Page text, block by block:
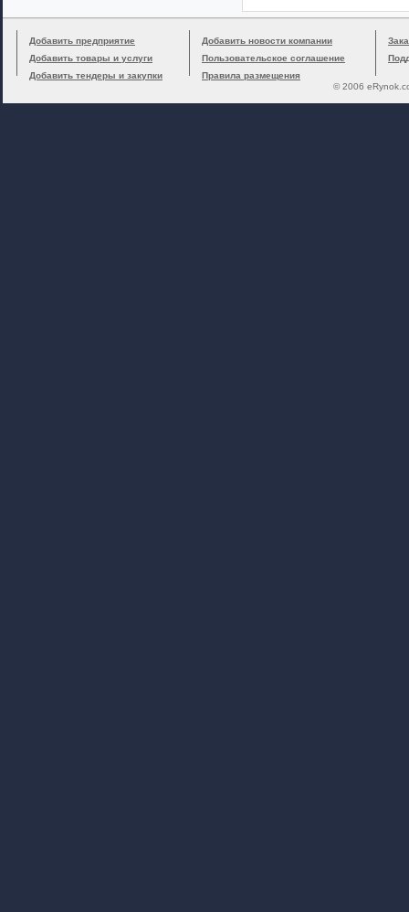
Добавить предприятие
Добавить товары и услуги
Добавить тендеры и закупки
Добавить новости компании
Пользовательское соглашение
Правила размещения
© 2006